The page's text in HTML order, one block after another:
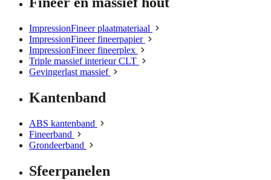
ImpressionFineer plaatmateriaal
ImpressionFineer fineerpapier
ImpressionFineer fineerplex
Triple massief interieur CLT
Gevingerlast massief
Kantenband
ABS kantenband
Fineerband
Grondeerband
Sfeerpanelen